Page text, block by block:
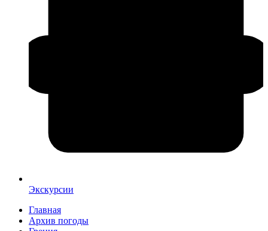
Экскурсии
Главная
Архив погоды